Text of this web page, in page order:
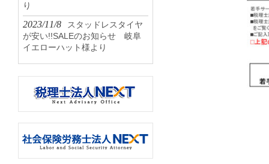
り
2023/11/8
スタッドレスタイヤ
が安い!!SALEのお知らせ 岐阜
イエローハット様より